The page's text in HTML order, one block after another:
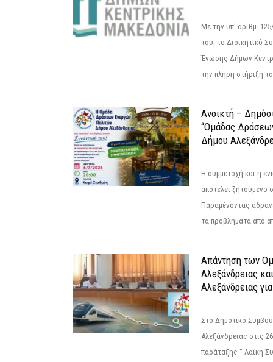
Με την υπ' αριθμ.
του, το Διοικητικό
Ένωσης Δήμων
την πλήρη στήριξή
Ανοικτή –
“Ομάδας
Δήμου
Η συμμετοχή και η
αποτελεί ζητούμενο
Παραμένοντας
τα προβλήματα από
Απάντηση των
Αλεξάνδρειας
Αλεξάνδρειας
Στο Δημοτικό
Αλεξάνδρειας στις
παράταξης " Λαϊκή